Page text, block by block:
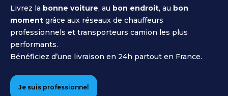
Livrez la bonne voiture, au bon endroit, au bon
moment grâce aux réseaux de chauffeurs
professionnels et transporteurs camion les plus
performants.
Bénéficiez d’une livraison en 24h partout en France.
Je suis professionnel